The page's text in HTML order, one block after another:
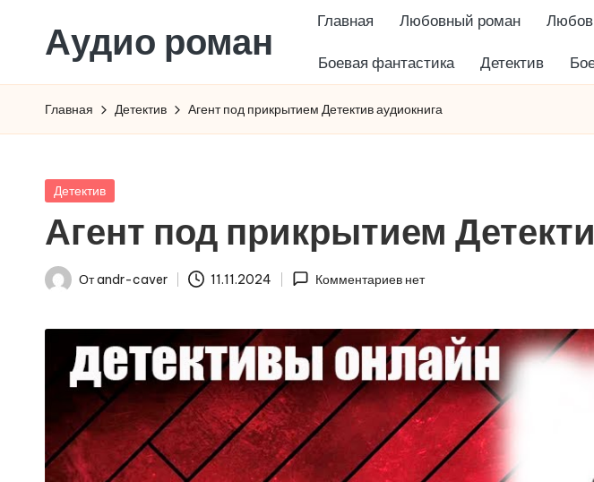
ПерейтиАудио роман Главная Любовный роман
Боевая фантастика Детектив
Главная Детектив Агент под прикрытием Детектив аудиокнига
Опубликовано
Детектив
Агент под прикрытием
Запись
Отandr-caver 11.11.2024 Комментариев нет